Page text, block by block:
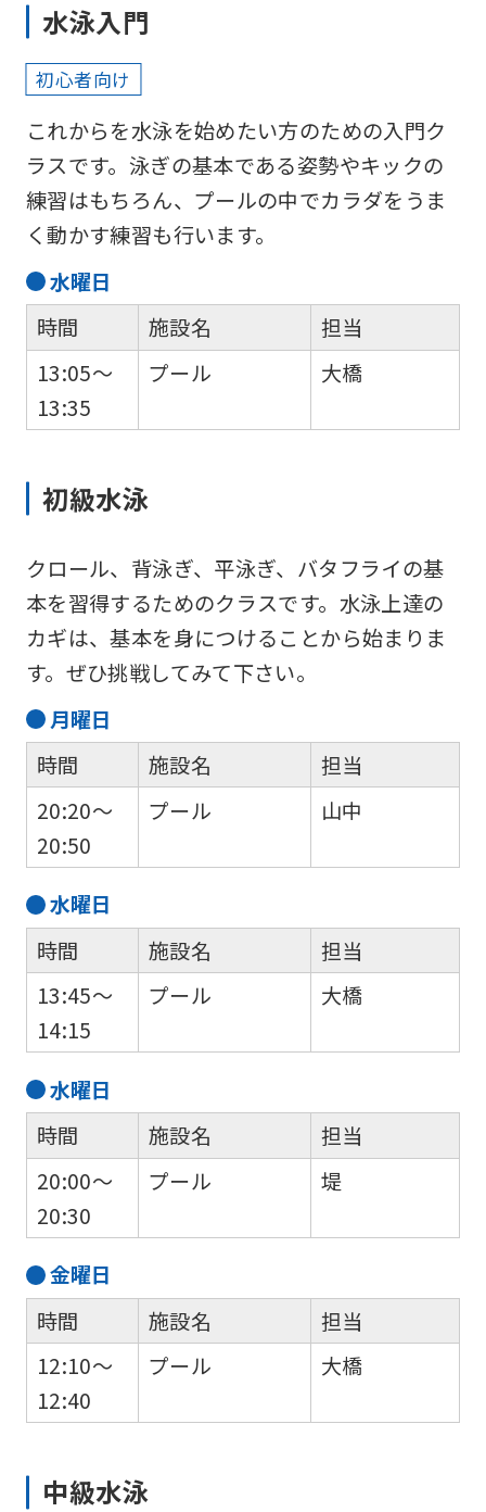
水泳入門
初心者向け
これからを水泳を始めたい方のための入門ク
ラスです。泳ぎの基本である姿勢やキックの
練習はもちろん、プールの中でカラダをうま
く動かす練習も行います。
水曜日
時間
13:05～
13:35
施設名
プール
担当
大橋
初級水泳
クロール、背泳ぎ、平泳ぎ、バタフライの基
本を習得するためのクラスです。水泳上達の
カギは、基本を身につけることから始まりま
す。ぜひ挑戦してみて下さい。
月曜日
時間
20:20～
20:50
施設名
プール
担当
山中
水曜日
時間
13:45～
14:15
施設名
プール
担当
大橋
水曜日
時間
20:00～
20:30
施設名
プール
担当
堤
金曜日
時間
12:10～
12:40
施設名
プール
担当
大橋
中級水泳